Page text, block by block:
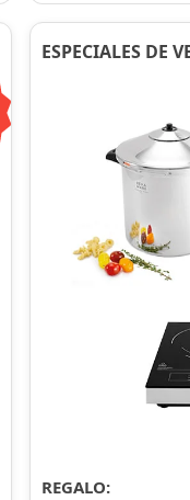
ESPECIALES DE
REGALO: